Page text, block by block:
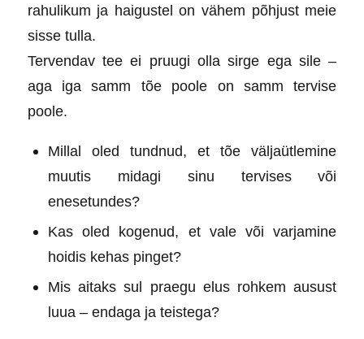
rahulikum ja haigustel on vähem põhjust meie
sisse tulla.
Tervendav tee ei pruugi olla sirge ega sile –
aga iga samm tõe poole on samm tervise
poole.
Millal oled tundnud, et tõe väljaütlemine
muutis midagi sinu tervises või
enesetundes?
Kas oled kogenud, et vale või varjamine
hoidis kehas pinget?
Mis aitaks sul praegu elus rohkem ausust
luua – endaga ja teistega?